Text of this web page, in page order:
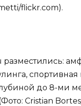
flickr.com).
разместились:
до 8-ми
Cristian